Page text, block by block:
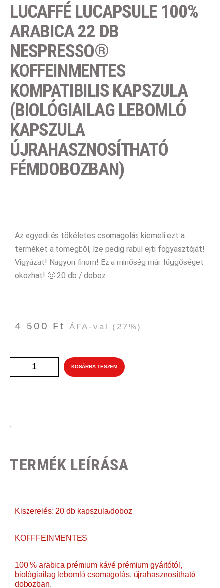
LUCAFFÉ LUCAPSULE 100%
ARABICA 22 DB
NESPRESSO®
KOFFEINMENTES
KOMPATIBILIS KAPSZULA
(BIOLÓGIAILAG LEBOMLÓ
KAPSZULA
ÚJRAHASZNOSÍTHATÓ
FÉMDOBOZBAN)
Az egyedi és tökéletes csomagolás kiemeli ezt a
terméket a tömegből, íze pedig rabul ejti fogyasztóját!
Vigyázat! Nagyon finom! Ez a minőség már függőséget
okozhat! 🙂 20 db / doboz
4 500 Ft ÁFA-val (27%)
KOSÁRBA TESZEM
.
TERMÉK LEÍRÁSA
Kiszerelés: 20 db kapszula/doboz
KOFFFEINMENTES
100 % arabica prémium kávé prémium gyártótól,
biológiailag lebomló csomagolás, újrahasznosítható
dobozban.